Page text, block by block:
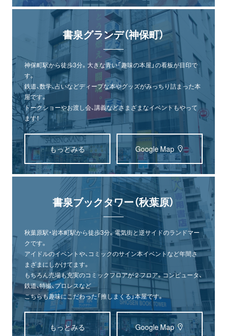
書泉グランデ（神保町）
神保町駅から徒歩3分。大きな青い「趣味の本屋」の看板が目印で
す。
鉄道、数学、占いなどディープな本やグッズがみっちり詰まった本
屋です。
トークショーやお渡し会、講義などさまざまなイベントもやって
ます！
もっとみる Google Map
書泉ブックタワー（秋葉原）
秋葉原駅・岩本町駅から徒歩3分。電気街と逆サイドのランドマー
クです。
アイドルのイベントや、コミックのサイン本イベントなど年間さ
まざまにしかけてます。
もちろん売場も充実のコミックフロアが２フロア。コンピュータ、
鉄道、特撮、プロレスなど
こちらも趣味にこだわった「推しまくる」本屋です。
もっとみる Google Map